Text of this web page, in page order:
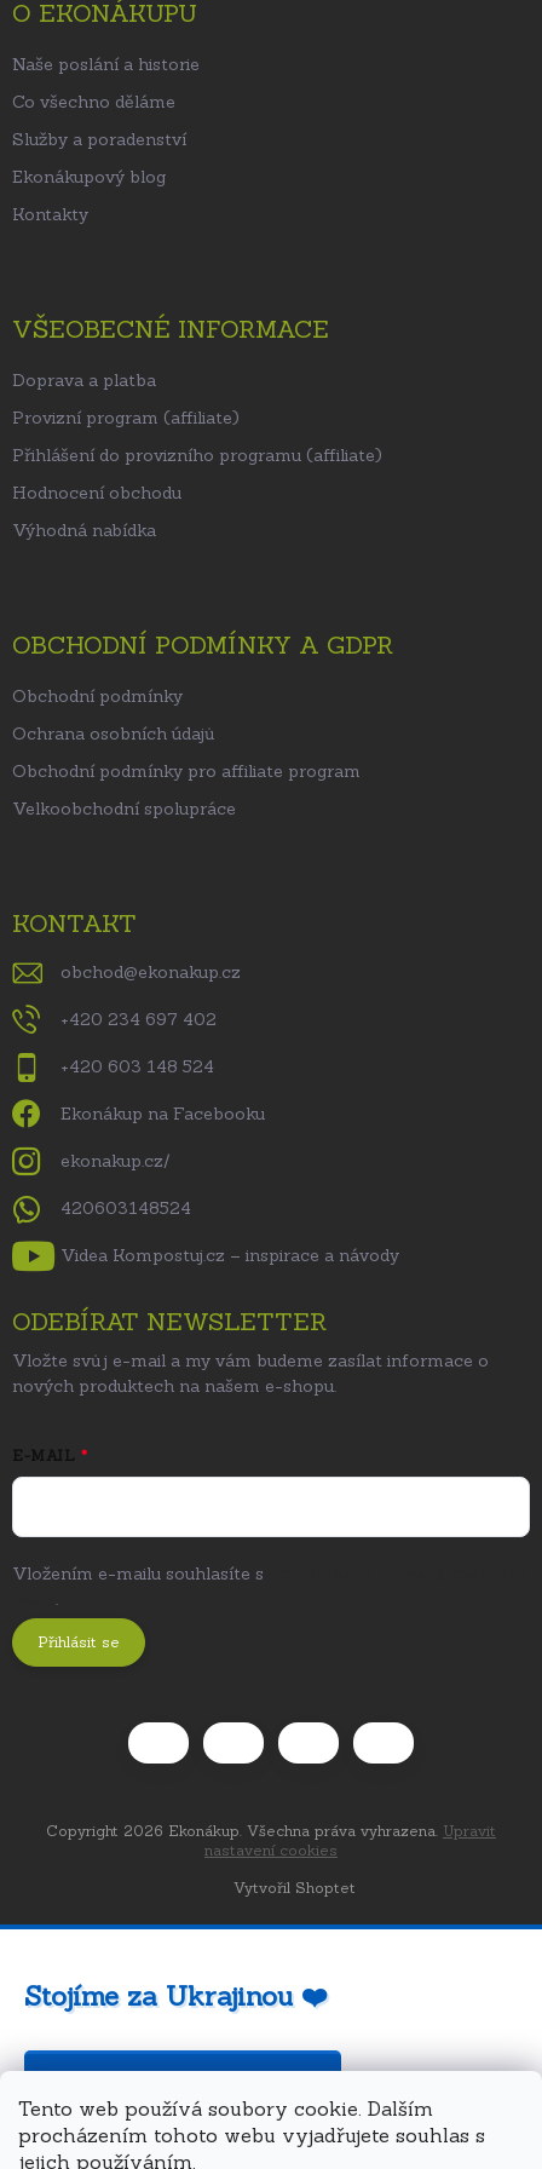
Tento web používá soubory cookie. Dalším
procházením tohoto webu vyjadřujete souhlas s
jejich používáním.
O EKONÁKUPU
Naše poslání a historie
Co všechno děláme
Služby a poradenství
Ekonákupový blog
Kontakty
VŠEOBECNÉ INFORMACE
Doprava a platba
Provizní program (affiliate)
Přihlášení do provizního programu (affiliate)
Hodnocení obchodu
Výhodná nabídka
OBCHODNÍ PODMÍNKY A GDPR
Obchodní podmínky
Ochrana osobních údajů
Obchodní podmínky pro affiliate program
Velkoobchodní spolupráce
KONTAKT
obchod@ekonakup.cz
+420 234 697 402
+420 603 148 524
Ekonákup na Facebooku
ekonakup.cz/
420603148524
Videa Kompostuj.cz – inspirace a návody
ODEBÍRAT NEWSLETTER
Vložte svůj e-mail a my vám budeme zasílat informace o
nových produktech na našem e-shopu.
E-MAIL
Vložením e-mailu souhlasíte s
.
Přihlásit se
Vytvořil Shoptet
Copyright 2026 Ekonákup. Všechna práva vyhrazena. Upravit
nastavení cookies
Stojíme za Ukrajinou ❤️